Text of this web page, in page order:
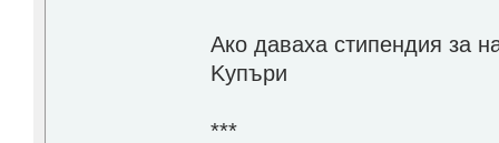
Aко даваха стипендия за
Kупъри
***